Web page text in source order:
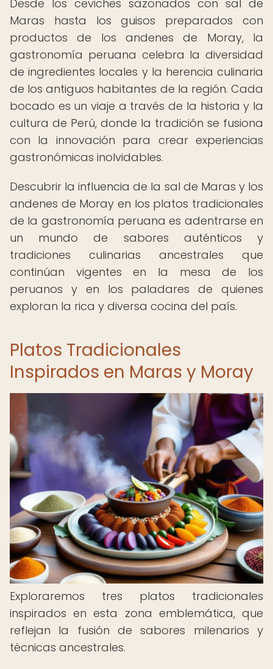
Desde los ceviches sazonados con sal de
Maras hasta los guisos preparados con
productos de los andenes de Moray, la
gastronomía peruana celebra la diversidad
de ingredientes locales y la herencia culinaria
de los antiguos habitantes de la región. Cada
bocado es un viaje a través de la historia y la
cultura de Perú, donde la tradición se fusiona
con la innovación para crear experiencias
gastronómicas inolvidables.
Descubrir la influencia de la sal de Maras y los
andenes de Moray en los platos tradicionales
de la gastronomía peruana es adentrarse en
un mundo de sabores auténticos y
tradiciones culinarias ancestrales que
continúan vigentes en la mesa de los
peruanos y en los paladares de quienes
exploran la rica y diversa cocina del país.
Platos Tradicionales
Inspirados en Maras y Moray
Exploraremos tres platos tradicionales
inspirados en esta zona emblemática, que
reflejan la fusión de sabores milenarios y
técnicas ancestrales.